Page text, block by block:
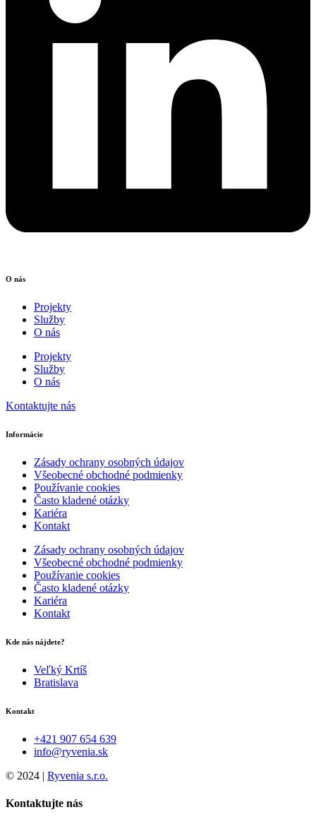
O nás
Projekty
Služby
O nás
Projekty
Služby
O nás
Kontaktujte nás
Informácie
Zásady ochrany osobných údajov
Všeobecné obchodné podmienky
Používanie cookies
Často kladené otázky
Kariéra
Kontakt
Zásady ochrany osobných údajov
Všeobecné obchodné podmienky
Používanie cookies
Často kladené otázky
Kariéra
Kontakt
Kde nás nájdete?
Veľký Krtíš
Bratislava
Kontakt
+421 907 654 639
info@ryvenia.sk
© 2024 | Ryvenia s.r.o.
Kontaktujte nás